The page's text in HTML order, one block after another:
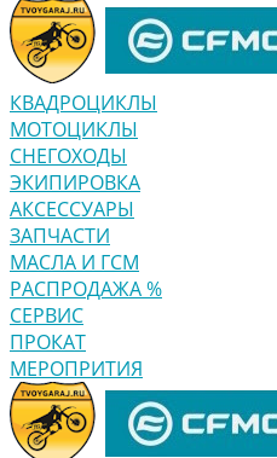
КВАДРОЦИКЛЫ
МОТОЦИКЛЫ
СНЕГОХОДЫ
ЭКИПИРОВКА
АКСЕССУАРЫ
ЗАПЧАСТИ
МАСЛА И ГСМ
РАСПРОДАЖА %
СЕРВИС
ПРОКАТ
МЕРОПРИТИЯ